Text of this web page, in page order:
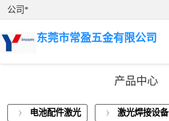
公司*
东莞市常盈五金有限公司
产品中心
电池配件激光
激光焊接设备
接
激光焊接设备展